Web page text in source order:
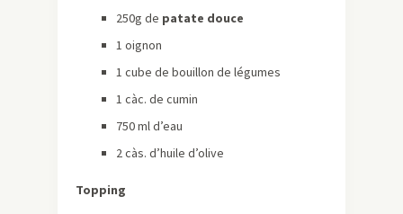
250g de patate douce
1 oignon
1 cube de bouillon de légumes
1 càc. de cumin
750 ml d’eau
2 càs. d’huile d’olive
Topping